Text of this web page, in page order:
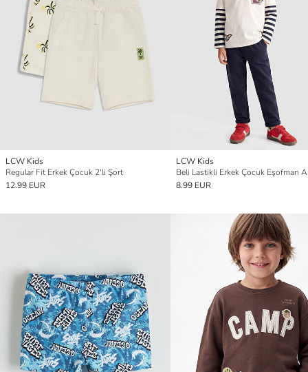
LCW Kids
Regular Fit Erkek Çocuk 2'li Şort
12.99 EUR
LCW Kids
Beli Lastikli Erkek Çocuk Eşofman
8.99 EUR